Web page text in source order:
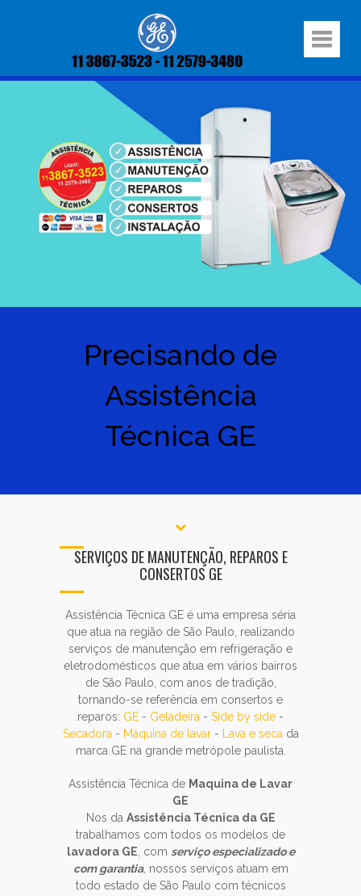
Precisando de
Assistência
Técnica GE
SERVIÇOS DE MANUTENÇÃO, REPAROS E
CONSERTOS GE
Assistência Técnica GE é uma empresa séria
que atua na região de São Paulo, realizando
serviços de manutenção em refrigeração e
eletrodomésticos que atua em vários bairros
de São Paulo, com anos de tradição,
tornando-se referência em consertos e
reparos: GE - Geladeira - Side by side -
Secadora - Máquina de lavar- Lava e seca da
marca GE na grande metrópole paulista.
Assistência Técnica de Maquina de Lavar
GE
Nos da Assistência Técnica da GE
trabalhamos com todos os modelos de
lavadora GE , com serviço especializado e
com garantia, nossos serviços atuam em
todo estado de São Paulo com técnicos